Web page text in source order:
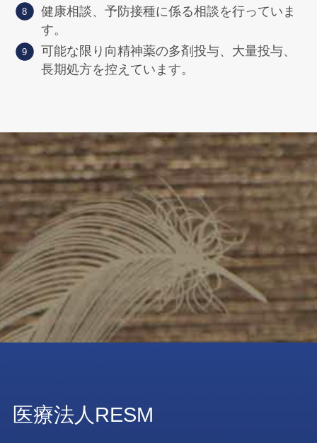
健康相談、予防接種に係る相談を行っていま
す。
可能な限り向精神薬の多剤投与、大量投与、
長期処方を控えています。
医療法人RESM